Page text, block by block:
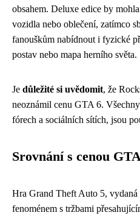
obsahem. Deluxe edice by
vozidla nebo oblečení, zatímco
fanouškům nabídnout i fyzické
postav nebo mapa herního světa.
Je důležité si uvědomit, že
neoznámil cenu GTA 6.
fórech a sociálních sítích, jsou
Srovnání s cenou
Hra Grand Theft Auto 5, vydaná
fenoménem s tržbami